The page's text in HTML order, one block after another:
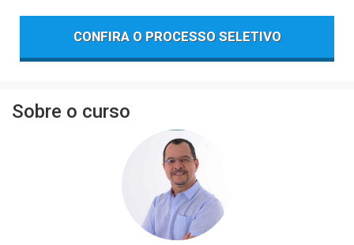
CONFIRA O PROCESSO SELETIVO
Sobre o curso